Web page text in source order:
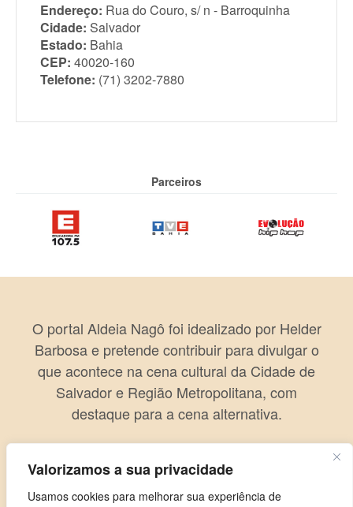
Valorizamos a sua privacidade
Usamos cookies para melhorar sua experiência de
Endereço: Rua do Couro, s/ n - Barroquinha
Cidade: Salvador
Estado: Bahia
CEP: 40020-160
Telefone: (71) 3202-7880
Parceiros
O portal Aldeia Nagô foi idealizado por Helder
Barbosa e pretende contribuir para divulgar o
que acontece na cena cultural da Cidade de
Salvador e Região Metropolitana, com
destaque para a cena alternativa.